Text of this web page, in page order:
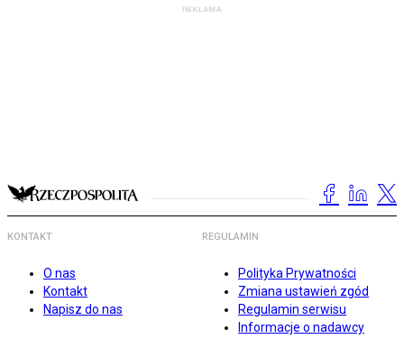
KONTAKT
O nas
Kontakt
Napisz do nas
REGULAMIN
Polityka Prywatności
Zmiana ustawień zgód
Regulamin serwisu
Informacje o nadawcy